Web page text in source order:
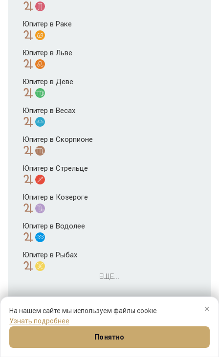
×
На нашем сайте мы используем файлы cookie
Узнать подробнее
Понятно
Юпитер в Раке
Юпитер в Льве
Юпитер в Деве
Юпитер в Весах
Юпитер в Скорпионе
Юпитер в Стрельце
Юпитер в Козероге
Юпитер в Водолее
Юпитер в Рыбах
ЕЩЕ...